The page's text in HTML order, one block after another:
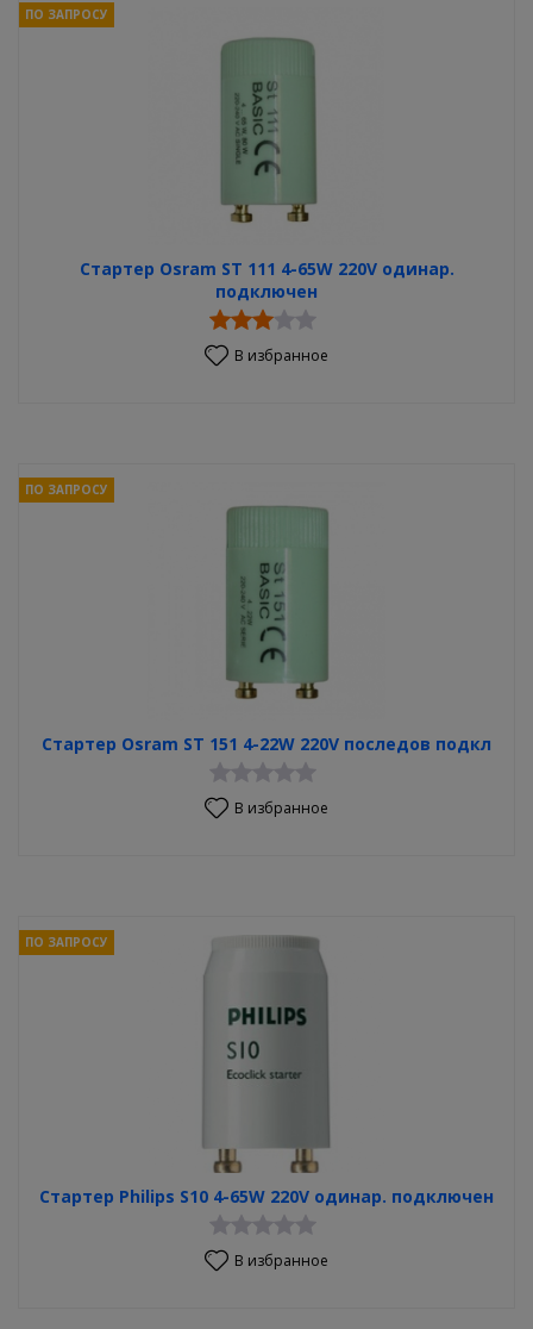
Стартер Osram ST 111 4-65W 220V одинар.
подключен
ПО ЗАПРОСУ
В избранное
Стартер Osram ST 151 4-22W 220V последов подкл
ПО ЗАПРОСУ
В избранное
Стартер Philips S10 4-65W 220V одинар. подключен
ПО ЗАПРОСУ
В избранное